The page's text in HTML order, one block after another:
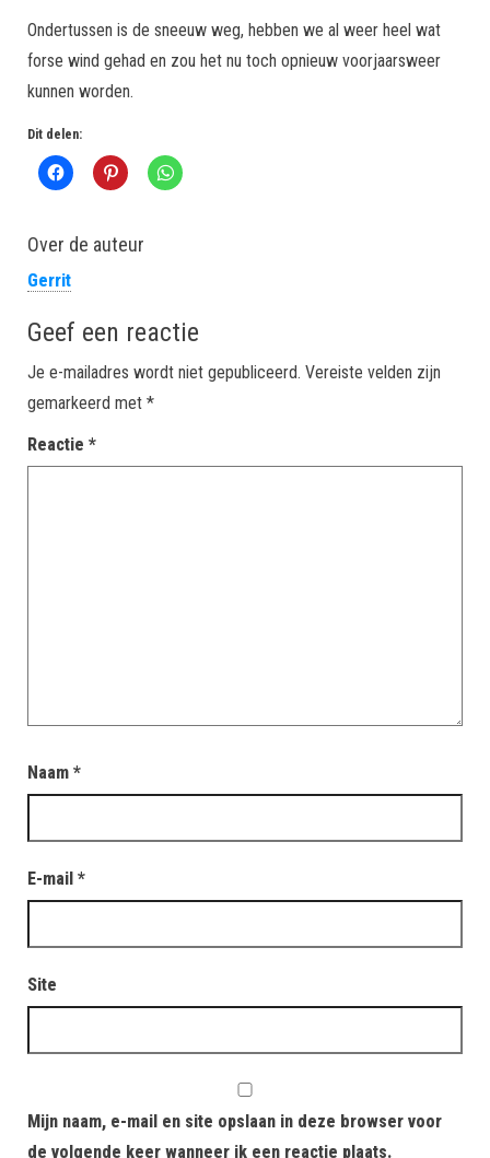
Ondertussen is de sneeuw weg, hebben we al weer heel wat
forse wind gehad en zou het nu toch opnieuw voorjaarsweer
kunnen worden.
Dit delen:
Over de auteur
Gerrit
Geef een reactie
Je e-mailadres wordt niet gepubliceerd. Vereiste velden zijn
gemarkeerd met *
Reactie *
Naam *
E-mail *
Site
Mijn naam, e-mail en site opslaan in deze browser voor
de volgende keer wanneer ik een reactie plaats.